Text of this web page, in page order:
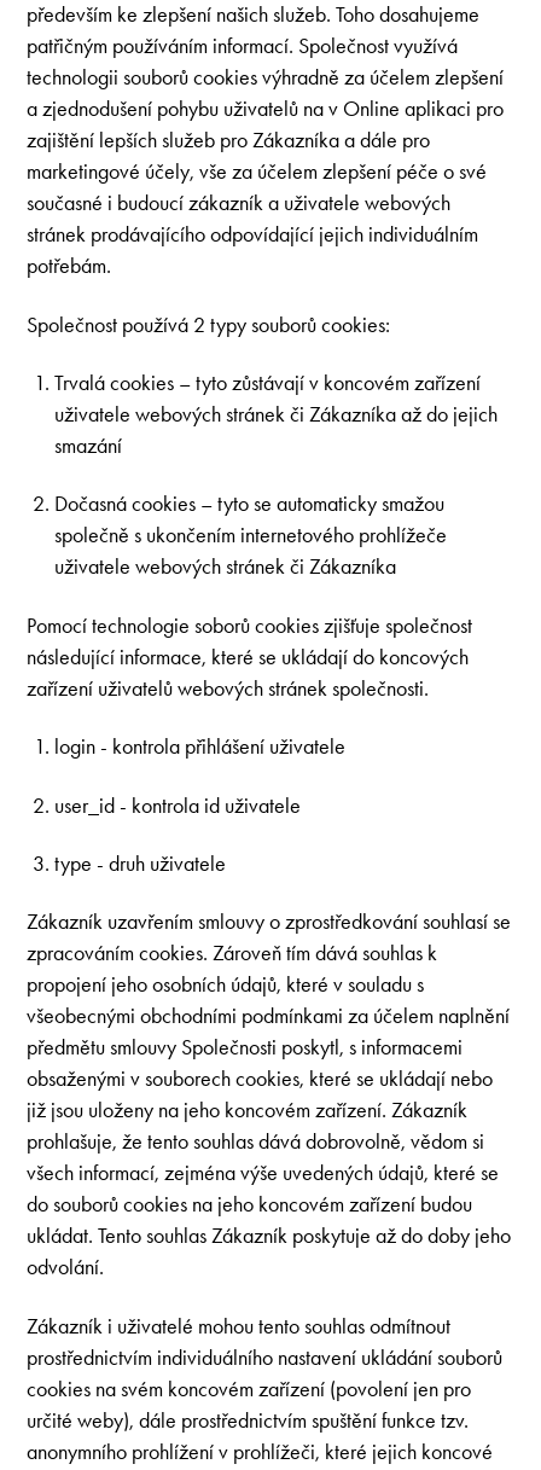
především ke zlepšení našich služeb. Toho dosahujeme
patřičným používáním informací. Společnost využívá
technologii souborů cookies výhradně za účelem zlepšení
a zjednodušení pohybu uživatelů na v Online aplikaci pro
zajištění lepších služeb pro Zákazníka a dále pro
marketingové účely, vše za účelem zlepšení péče o své
současné i budoucí zákazník a uživatele webových
stránek prodávajícího odpovídající jejich individuálním
potřebám.
Společnost používá 2 typy souborů cookies:
Trvalá cookies – tyto zůstávají v koncovém zařízení
uživatele webových stránek či Zákazníka až do jejich
smazání
Dočasná cookies – tyto se automaticky smažou
společně s ukončením internetového prohlížeče
uživatele webových stránek či Zákazníka
Pomocí technologie soborů cookies zjišťuje společnost
následující informace, které se ukládají do koncových
zařízení uživatelů webových stránek společnosti.
login - kontrola přihlášení uživatele
user_id - kontrola id uživatele
type - druh uživatele
Zákazník uzavřením smlouvy o zprostředkování souhlasí se
zpracováním cookies. Zároveň tím dává souhlas k
propojení jeho osobních údajů, které v souladu s
všeobecnými obchodními podmínkami za účelem naplnění
předmětu smlouvy Společnosti poskytl, s informacemi
obsaženými v souborech cookies, které se ukládají nebo
již jsou uloženy na jeho koncovém zařízení. Zákazník
prohlašuje, že tento souhlas dává dobrovolně, vědom si
všech informací, zejména výše uvedených údajů, které se
do souborů cookies na jeho koncovém zařízení budou
ukládat. Tento souhlas Zákazník poskytuje až do doby jeho
odvolání.
Zákazník i uživatelé mohou tento souhlas odmítnout
prostřednictvím individuálního nastavení ukládání souborů
cookies na svém koncovém zařízení (povolení jen pro
určité weby), dále prostřednictvím spuštění funkce tzv.
anonymního prohlížení v prohlížeči, které jejich koncové